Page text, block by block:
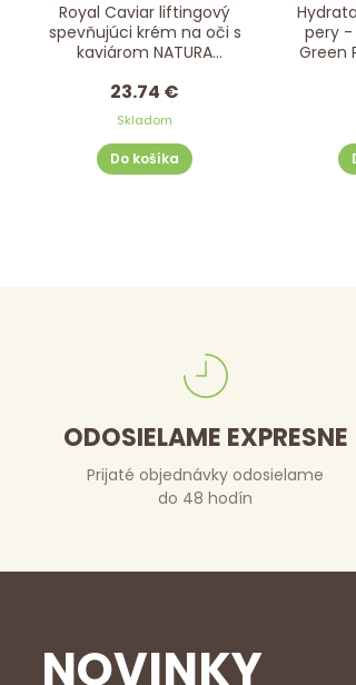
Royal Caviar liftingový
spevňujúci krém na oči s
kaviárom NATURA
23.74 €
Skladom
Do košíka
pery -
Green
ODOSIELAME EXPRESNE
Prijaté objednávky odosielame
do 48 hodín
NOVINKY